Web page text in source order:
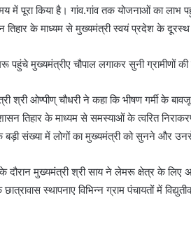
में पूरा किया है। गांव.गांव तक योजनाओं का लाभ
तिहार के माध्यम से मुख्यमंत्री स्वयं प्रदेश के
श्री ओण्पीण् चौधरी ने कहा कि भीषण गर्मी के
तिहार के माध्यम से समस्याओं के त्वरित
बड़ी संख्या में लोगों का मुख्यमंत्री को सुनने और
दौरान मुख्यमंत्री श्री साय ने लेमरू क्षेत्र के लिए
स्थापनाए विभिन्न ग्राम पंचायतों में